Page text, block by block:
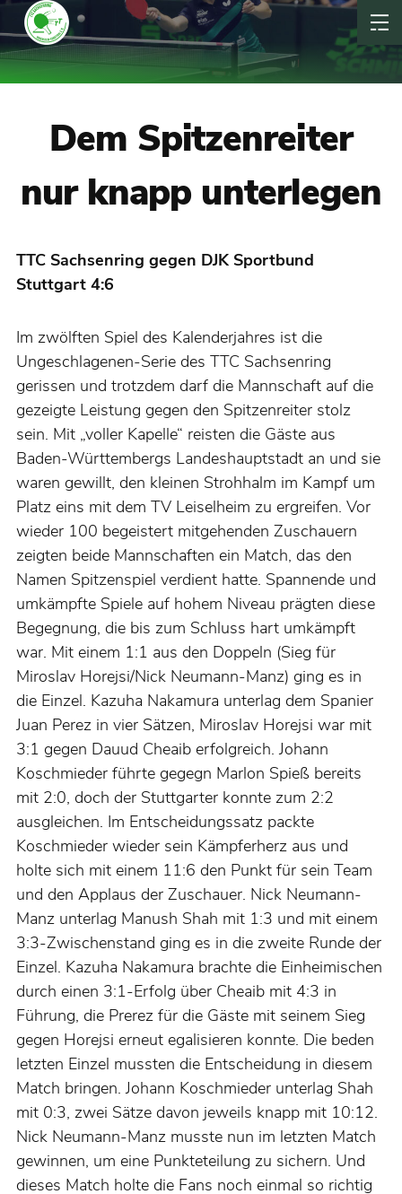
Dem Spitzenreiter
nur knapp unterlegen
TTC Sachsenring gegen DJK Sportbund
Stuttgart 4:6
Im zwölften Spiel des Kalenderjahres ist die
Ungeschlagenen-Serie des TTC Sachsenring
gerissen und trotzdem darf die Mannschaft auf die
gezeigte Leistung gegen den Spitzenreiter stolz
sein. Mit „voller Kapelle“ reisten die Gäste aus
Baden-Württembergs Landeshauptstadt an und sie
waren gewillt, den kleinen Strohhalm im Kampf um
Platz eins mit dem TV Leiselheim zu ergreifen. Vor
wieder 100 begeistert mitgehenden Zuschauern
zeigten beide Mannschaften ein Match, das den
Namen Spitzenspiel verdient hatte. Spannende und
umkämpfte Spiele auf hohem Niveau prägten diese
Begegnung, die bis zum Schluss hart umkämpft
war. Mit einem 1:1 aus den Doppeln (Sieg für
Miroslav Horejsi/Nick Neumann-Manz) ging es in
die Einzel. Kazuha Nakamura unterlag dem Spanier
Juan Perez in vier Sätzen, Miroslav Horejsi war mit
3:1 gegen Dauud Cheaib erfolgreich. Johann
Koschmieder führte gegegn Marlon Spieß bereits
mit 2:0, doch der Stuttgarter konnte zum 2:2
ausgleichen. Im Entscheidungssatz packte
Koschmieder wieder sein Kämpferherz aus und
holte sich mit einem 11:6 den Punkt für sein Team
und den Applaus der Zuschauer. Nick Neumann-
Manz unterlag Manush Shah mit 1:3 und mit einem
3:3-Zwischenstand ging es in die zweite Runde der
Einzel. Kazuha Nakamura brachte die Einheimischen
durch einen 3:1-Erfolg über Cheaib mit 4:3 in
Führung, die Prerez für die Gäste mit seinem Sieg
gegen Horejsi erneut egalisieren konnte. Die beden
letzten Einzel mussten die Entscheidung in diesem
Match bringen. Johann Koschmieder unterlag Shah
mit 0:3, zwei Sätze davon jeweils knapp mit 10:12.
Nick Neumann-Manz musste nun im letzten Match
gewinnen, um eine Punkteteilung zu sichern. Und
dieses Match holte die Fans noch einmal so richtig